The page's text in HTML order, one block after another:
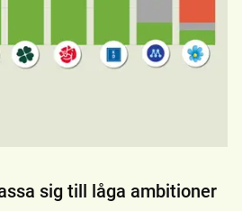
sig till låga ambitioner